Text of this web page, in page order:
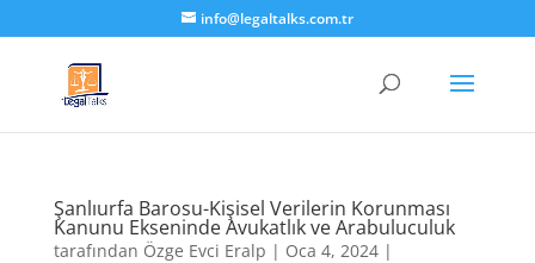
info@legaltalks.com.tr
Şanlıurfa Barosu-Kişisel Verilerin Korunması
Kanunu Ekseninde Avukatlık ve Arabuluculuk
tarafından Özge Evci Eralp | Oca 4, 2024|